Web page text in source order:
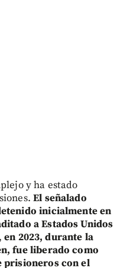
y ha estado
El señalado
inicialmente en
a Estados Unidos
en 2023, durante la
fue liberado como
prisioneros con el